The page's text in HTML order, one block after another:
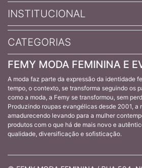
INSTITUCIONAL
CATEGORIAS
FEMY MODA FEMININA E
A moda faz parte da expressão da identidade
tempo, o contexto, se transforma seguindo os
como a moda, a Femy se transformou, sem
Produzindo roupas evangélicas desde 2001, a
amadurecendo levando para a mulher
produtos com o que há de mais novo e
qualidade, diversificação e sofisticação.